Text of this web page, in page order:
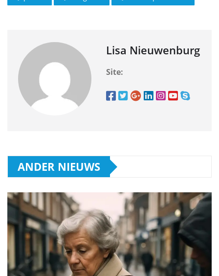
Lisa Nieuwenburg
Site:
ANDER NIEUWS